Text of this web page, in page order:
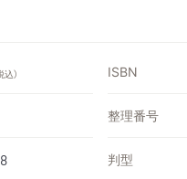
込） ISBN
整理番号
判型